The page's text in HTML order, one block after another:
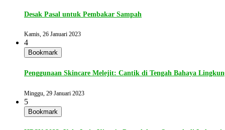
Desak Pasal untuk Pembakar Sampah
Kamis, 26 Januari 2023
4
Bookmark
Penggunaan Skincare Melejit: Cantik di Tengah Bahaya
Minggu, 29 Januari 2023
5
Bookmark